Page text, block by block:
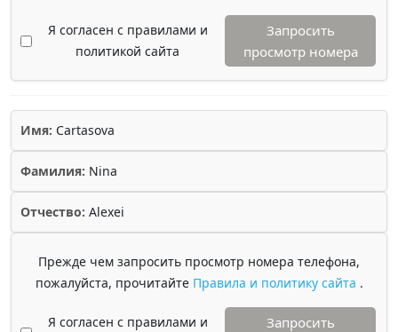
Я согласен с правилами и
политикой сайта
Запросить
просмотр номера
Имя: Cartasova
Фамилия: Nina
Отчество: Alexei
Прежде чем запросить просмотр номера телефона,
пожалуйста, прочитайте Правила и политику сайта .
Я согласен с правилами и
Запросить